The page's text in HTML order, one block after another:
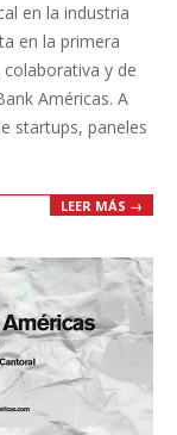
en la industria
en la primera
y de
Américas. A
startups, paneles
LEER MÁS →